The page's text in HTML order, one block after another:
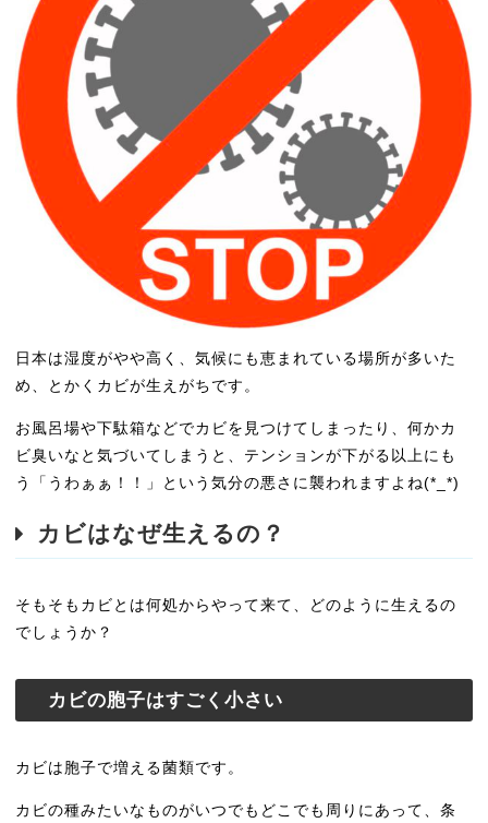
日本は湿度がやや高く、気候にも恵まれている場所が多いた
め、とかくカビが生えがちです。
お風呂場や下駄箱などでカビを見つけてしまったり、何かカ
ビ臭いなと気づいてしまうと、テンションが下がる以上にも
う「うわぁぁ！！」という気分の悪さに襲われますよね(*_*)
カビはなぜ生えるの？
そもそもカビとは何処からやって来て、どのように生えるの
でしょうか？
カビの胞子はすごく小さい
カビは胞子で増える菌類です。
カビの種みたいなものがいつでもどこでも周りにあって、条